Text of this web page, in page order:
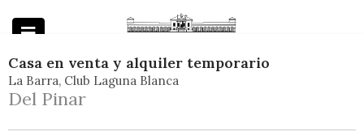
Casa en venta y alquiler temporario
La Barra Club Laguna Blanca
Del Pinar